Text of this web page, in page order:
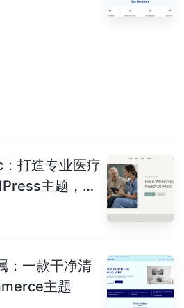
打造专业医疗
主题，让
：一款干净清
主题